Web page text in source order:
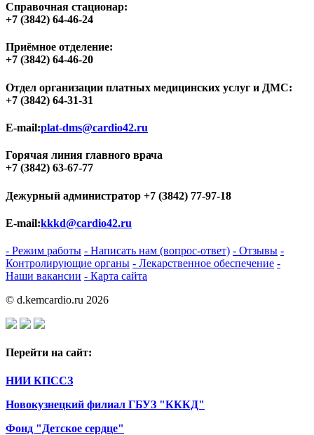
Справочная стационар:
+7 (3842) 64-46-24
Приёмное отделение:
+7 (3842) 64-46-20
Отдел организации платных медицинских услуг и ДМС:
+7 (3842) 64-31-31
E-mail:plat-dms@cardio42.ru
Горячая линия главного врача
+7 (3842) 63-67-77
Дежурный администратор +7 (3842) 77-97-18
E-mail:kkkd@cardio42.ru
- Режим работы - Написать нам (вопрос-ответ) - Отзывы -
Контролирующие органы - Лекарственное обеспечение -
Наши вакансии - Карта сайта
© d.kemcardio.ru 2026
Перейти на сайт:
НИИ КПССЗ
Новокузнецкий филиал ГБУЗ "КККД"
Фонд "Детское сердце"